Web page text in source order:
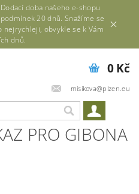
doba našeho e-shopu
20 dnů. Snažíme se
nejrychleji, obvykle se k Vám
dnů.
misikova@plzen.eu
0 Kč
PRO GIBONA